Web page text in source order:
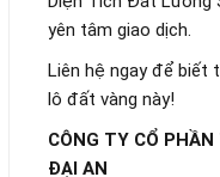
yên tâm giao dịch.
Liên hệ ngay để biết
lô đất vàng này!
CÔNG TY CỔ
ĐẠI AN